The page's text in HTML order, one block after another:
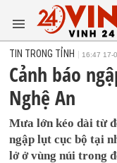
TIN TRONG TỈNH 16:47 17-
Cảnh báo
Nghệ An
Mưa lớn kéo dài từ
ngập lụt cục bộ tại
lở ở vùng núi trong